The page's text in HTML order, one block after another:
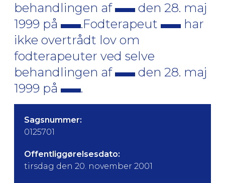
behandlingen af
den 28. maj
1999 på
.Fodterapeut
har
ikke overtrådt lov om
fodterapeuter ved selve
behandlingen af
den 28. maj
1999 på
.
Sagsnummer:
0125701
Offentliggørelsesdato:
tirsdag den 20. november 2001